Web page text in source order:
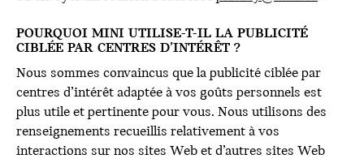
POURQUOI MINI UTILISE-T-IL LA PUBLICITÉ
CIBLÉE PAR CENTRES D’INTÉRÊT ?
Nous sommes convaincus que la publicité ciblée par
centres d’intérêt adaptée à vos goûts personnels est
plus utile et pertinente pour vous. Nous utilisons des
renseignements recueillis relativement à vos
interactions sur nos sites Web et d’autres sites Web